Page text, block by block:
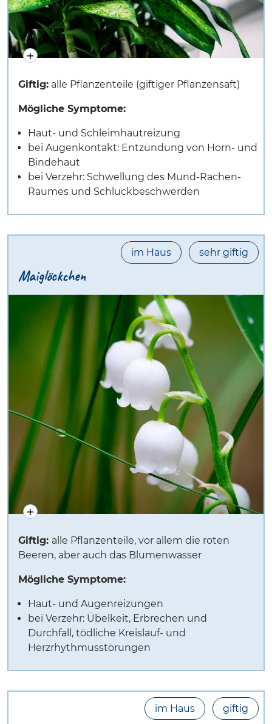
Giftig: alle Pflanzenteile (giftiger Pflanzensaft)
Mögliche Symptome:
Haut- und Schleimhautreizung
bei Augenkontakt: Entzündung von Horn- und
Bindehaut
bei Verzehr: Schwellung des Mund-Rachen-
Raumes und Schluckbeschwerden
im Haus sehr giftig
Maiglöckchen
Giftig: alle Pflanzenteile, vor allem die roten
Beeren, aber auch das Blumenwasser
Mögliche Symptome:
Haut- und Augenreizun­gen
bei Verzehr: Übelkeit, Erbrechen und
Durchfall, tödliche Kreislauf- und
Herzrhythmusstörungen
im Haus giftig